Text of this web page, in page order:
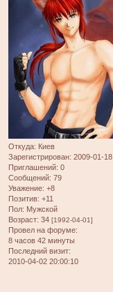
Откуда: Киев
Зарегистрирован: 2009-01-18
Приглашений: 0
Сообщений: 79
Уважение: +8
Позитив: +11
Пол: Мужской
Возраст: 34 [1992-04-01]
Провел на форуме:
8 часов 42 минуты
Последний визит:
2010-04-02 20:00:10